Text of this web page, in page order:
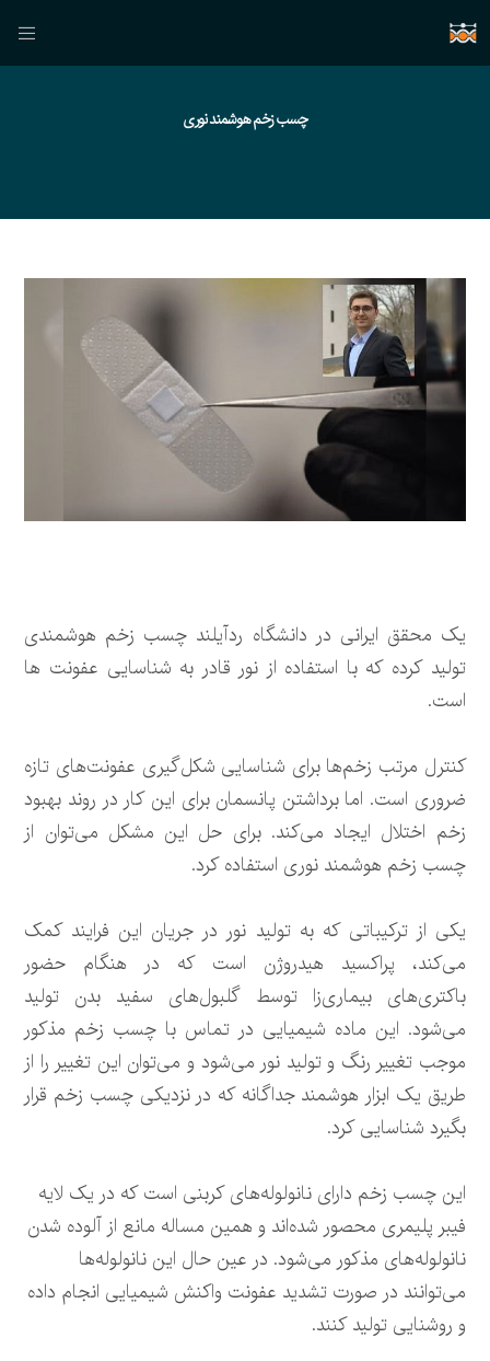
چسب زخم هوشمند نوری
یک محقق ایرانی در دانشگاه ردآیلند چسب زخم هوشمندی
تولید کرده که با استفاده از نور قادر به شناسایی عفونت ها
است.
کنترل مرتب زخم‌ها برای شناسایی شکل‌گیری عفونت‌های تازه
ضروری است. اما برداشتن پانسمان برای این کار در روند بهبود
زخم اختلال ایجاد می‌کند. برای حل این مشکل می‌توان از
چسب زخم هوشمند نوری استفاده کرد.
یکی از ترکیباتی که به تولید نور در جریان این فرایند کمک
می‌کند، پراکسید هیدروژن است که در هنگام حضور
باکتری‌های بیماری‌زا توسط گلبول‌های سفید بدن تولید
می‌شود. این ماده شیمیایی در تماس با چسب زخم مذکور
موجب تغییر رنگ و تولید نور می‌شود و می‌توان این تغییر را از
طریق یک ابزار هوشمند جداگانه که در نزدیکی چسب زخم قرار
بگیرد شناسایی کرد.
این چسب زخم دارای نانولوله‌های کربنی است که در یک لایه
فیبر پلیمری محصور شده‌اند و همین مساله مانع از آلوده شدن
نانولوله‌های مذکور می‌شود. در عین حال این نانولوله‌ها
می‌توانند در صورت تشدید عفونت واکنش شیمیایی انجام داده
و روشنایی تولید کنند.